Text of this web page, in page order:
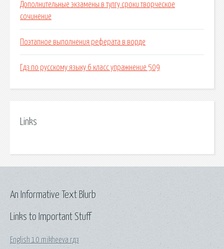
Дополнительные экзамены в тулгу сроки творческое
сочинение
Поэтапное выполнения реферата в ворде
Гдз по русскому языку 6 класс упражнение 509
Links
Links to Important Stuff
English 10 mikheeva гдз
An Informative Text Blurb